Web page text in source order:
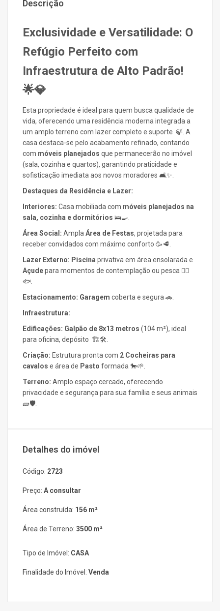
Descrição
Exclusividade e Versatilidade: O
Refúgio Perfeito com
Infraestrutura de Alto Padrão!
🌟💎
Esta propriedade é ideal para quem busca qualidade de
vida, oferecendo uma residência moderna integrada a
um amplo terreno com lazer completo e suporte 🍃. A
casa destaca-se pelo acabamento refinado, contando
com móveis planejados que permanecerão no imóvel
(sala, cozinha e quartos), garantindo praticidade e
sofisticação imediata aos novos moradores 🛋️✨.
Destaques da Residência e Lazer:
Interiores: Casa mobiliada com móveis planejados na
sala, cozinha e dormitórios 🛌🍳.
Área Social: Ampla Área de Festas, projetada para
receber convidados com máximo conforto 🥳🥩.
Lazer Externo: Piscina privativa em área ensolarada e
Açudepara momentos de contemplação ou pesca 🏊‍♀️
🐟.
Estacionamento: Garagem coberta e segura 🚗.
Infraestrutura:
Edificações: Galpão de 8x13 metros (104 m²), ideal
para oficina, depósito 🏗️🛠️.
Criação: Estrutura pronta com 2 Cocheiras para
cavalos e área de Pasto formada 🐎🌱.
Terreno: Amplo espaço cercado, oferecendo
privacidade e segurança para sua família e seus animais
🧱🛡️.
Detalhes do imóvel
Código: 2723
Preço: A consultar
Área construída: 156 m²
Área de Terreno: 3500 m²
Tipo de Imóvel: CASA
Finalidade do Imóvel: Venda